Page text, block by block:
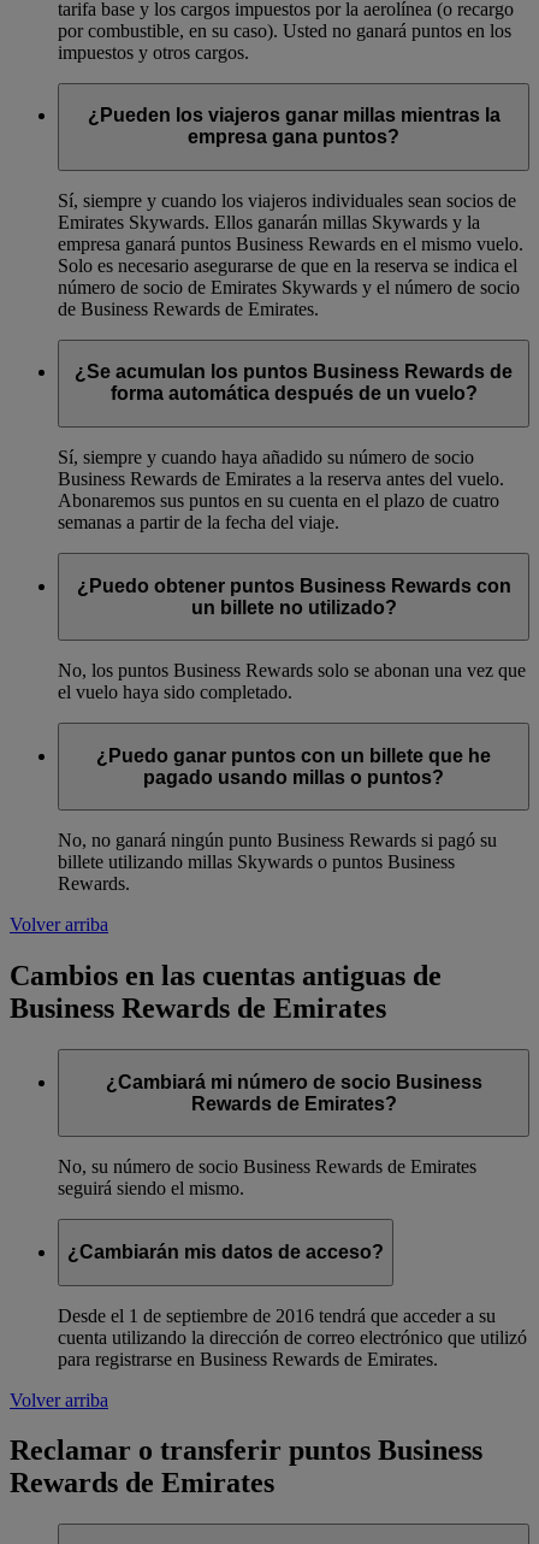
tarifa base y los cargos impuestos por la aerolínea (o recargo
por combustible, en su caso). Usted no ganará puntos en los
impuestos y otros cargos.
¿Pueden los viajeros ganar millas mientras la
empresa gana puntos?
Sí, siempre y cuando los viajeros individuales sean socios de
Emirates Skywards. Ellos ganarán millas Skywards y la
empresa ganará puntos Business Rewards en el mismo vuelo.
Solo es necesario asegurarse de que en la reserva se indica el
número de socio de Emirates Skywards y el número de socio
de Business Rewards de Emirates.
¿Se acumulan los puntos Business Rewards de
forma automática después de un vuelo?
Sí, siempre y cuando haya añadido su número de socio
Business Rewards de Emirates a la reserva antes del vuelo.
Abonaremos sus puntos en su cuenta en el plazo de cuatro
semanas a partir de la fecha del viaje.
¿Puedo obtener puntos Business Rewards con
un billete no utilizado?
No, los puntos Business Rewards solo se abonan una vez que
el vuelo haya sido completado.
¿Puedo ganar puntos con un billete que he
pagado usando millas o puntos?
No, no ganará ningún punto Business Rewards si pagó su
billete utilizando millas Skywards o puntos Business
Rewards.
Volver arriba
Cambios en las cuentas antiguas de
Business Rewards de Emirates
¿Cambiará mi número de socio Business
Rewards de Emirates?
No, su número de socio Business Rewards de Emirates
seguirá siendo el mismo.
¿Cambiarán mis datos de acceso?
Desde el 1 de septiembre de 2016 tendrá que acceder a su
cuenta utilizando la dirección de correo electrónico que utilizó
para registrarse en Business Rewards de Emirates.
Volver arriba
Reclamar o transferir puntos Business
Rewards de Emirates